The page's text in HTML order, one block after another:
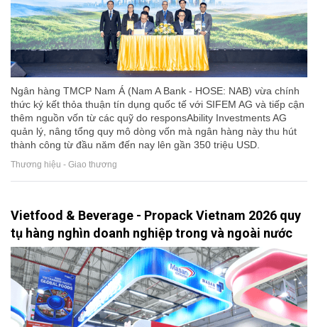
Ngân hàng TMCP Nam Á (Nam A Bank - HOSE: NAB) vừa chính
thức ký kết thỏa thuận tín dụng quốc tế với SIFEM AG và tiếp cận
thêm nguồn vốn từ các quỹ do responsAbility Investments AG
quản lý, nâng tổng quy mô dòng vốn mà ngân hàng này thu hút
thành công từ đầu năm đến nay lên gần 350 triệu USD.
Thương hiệu - Giao thương
Vietfood & Beverage - Propack Vietnam 2026 quy
tụ hàng nghìn doanh nghiệp trong và ngoài nước